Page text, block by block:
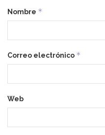
Nombre *
Correo electrónico *
Web